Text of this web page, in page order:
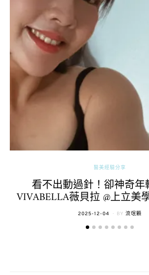
醫美經驗分享
看不出動過針！卻神奇年
VIVABELLA薇貝拉 @上立美
POSTED
2025-12-04 BY 流氓顆